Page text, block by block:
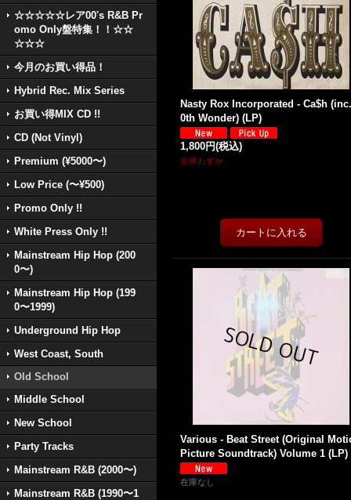
☆☆☆☆☆レア00's R&B Pr
omo Only盤特集！！☆☆
☆☆☆
今月のお買い得品！
Hybrid Rec. Mix Series
お買い得MIX CD !!
CD (Not Vinyl)
Premium (¥5000〜)
Low Price (〜¥500)
Promo Only !!
White Press Only !!
Mainstream Hip Hop (200
0〜)
Mainstream Hip Hop (199
0〜1999)
Underground Hip Hop
West Coast, South
Old School
Middle School
New School
Party Tracks
Mainstream R&B (2000〜)
Mainstream R&B (1990〜1
Nasty Rox Incorporated - Ca$h
0th Wonder) (LP)
1,800円(税込)
在庫わずか
Various - Beat Street (Original
Picture Soundtrack) Volume 1 (LP)
在庫なし